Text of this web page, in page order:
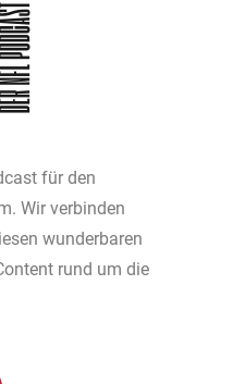
für den
Wir verbinden
wunderbaren
rund um die